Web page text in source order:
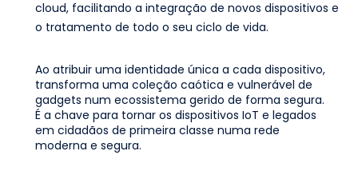
cloud, facilitando a integração de novos dispositivos e
o tratamento de todo o seu ciclo de vida.
Ao atribuir uma identidade única a cada dispositivo,
transforma uma coleção caótica e vulnerável de
gadgets num ecossistema gerido de forma segura.
É a chave para tornar os dispositivos IoT e legados
em cidadãos de primeira classe numa rede
moderna e segura.